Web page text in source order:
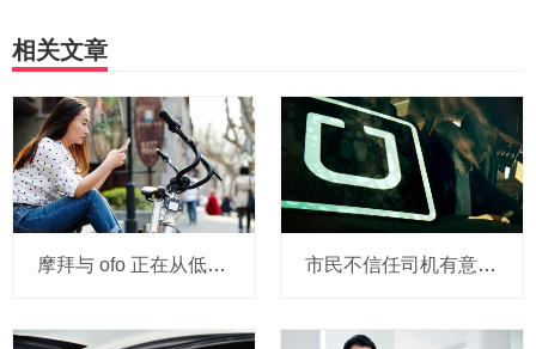
相关文章
摩拜与 ofo 正在从低端出发颠覆滴滴？三家的机会与风险 市民不信任司机有意见，Uber的匹兹堡自动驾驶路试难度不小，路况也来捣乱